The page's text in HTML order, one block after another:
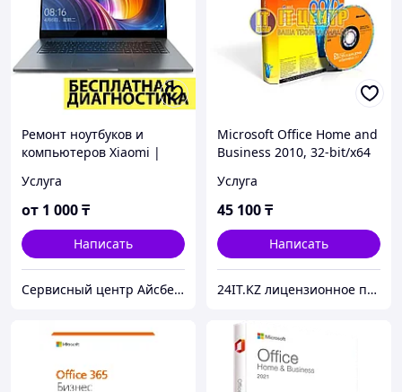
Ремонт ноутбуков и
компьютеров Xiaomi |
Услуга
от 1 000₸
Написать
Сервисный центр Айсберг24
Microsoft Office Home and
Business 2010, 32-bit/x64
DVD
Услуга
45 100₸
Написать
24IT.KZ лицензионное программное обеспечение и комплектующие для ноутбуков